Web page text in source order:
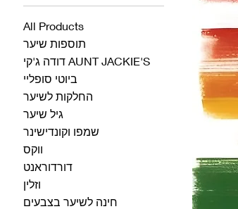
All Products
תוספות שיער
דודה ג'קי AUNT JACKIE'S
ביוטי סופליי
החלקות לשיער
גיל שיער
שמפו וקונדישינר
ווקס
דורדוראנט
וזלין
חינה לשיער בצבעים